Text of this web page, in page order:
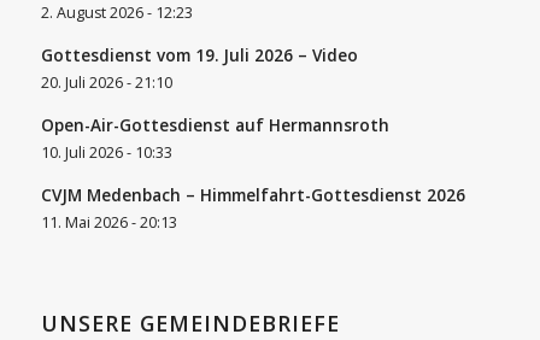
2. August 2026 - 12:23
Gottesdienst vom 19. Juli 2026 – Video
20. Juli 2026 - 21:10
Open-Air-Gottesdienst auf Hermannsroth
10. Juli 2026 - 10:33
CVJM Medenbach – Himmelfahrt-Gottesdienst 2026
11. Mai 2026 - 20:13
UNSERE GEMEINDEBRIEFE